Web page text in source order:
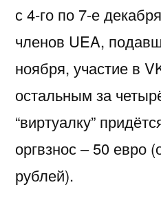
с 4-го по 7-е
членов UEA,
ноября, участие в
остальным за
“виртуалку”
оргвзнос – 50 евро
рублей).